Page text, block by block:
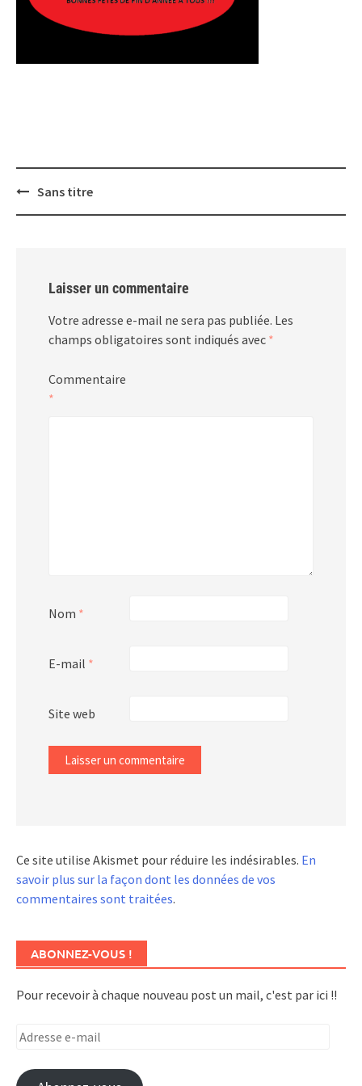
PostSans titre
Laisser un commentaire
Votre adresse e-mail ne sera pas publiée. Les
champs obligatoires sont indiqués avec *
Commentaire
*
Nom *
E-mail *
Site web
Ce site utilise Akismet pour réduire les indésirables. En
savoir plus sur la façon dont les données de vos
commentaires sont traitées.
ABONNEZ-VOUS !
Pour recevoir à chaque nouveau post un mail, c'est par ici !!
Adresse
mail